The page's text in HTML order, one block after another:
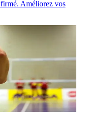
Améliorez vos